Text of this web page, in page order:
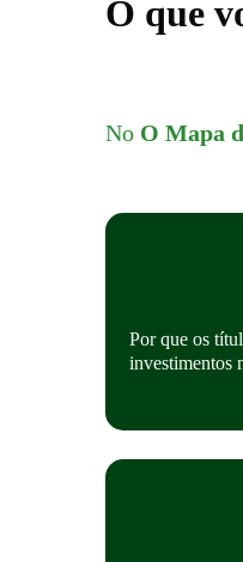
O que
No O Mapa
Por que os
investimentos